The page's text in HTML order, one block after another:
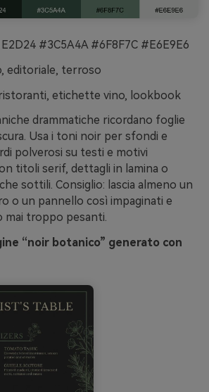
#3C5A4A #6F8F7C #E6E9E6
editoriale, terroso
etichette vino, lookbook
drammatiche ricordano foglie
Usa i toni noir per sfondi e
polverosi su testi e motivi
titoli serif, dettagli in lamina o
sottili. Consiglio: lascia almeno un
o un pannello così impaginati e
mai troppo pesanti.
“noir botanico” generato con